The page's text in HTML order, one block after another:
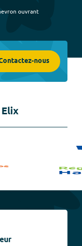
ouvrant
nous